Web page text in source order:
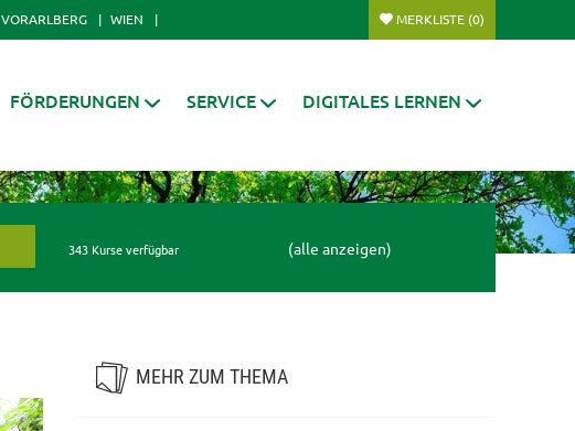
VORARLBERG WIEN MERKLISTE (0)
FÖRDERUNGEN SERVICE DIGITALES LERNEN
343 Kurse verfügbar (alle anzeigen)
MEHR ZUM THEMA